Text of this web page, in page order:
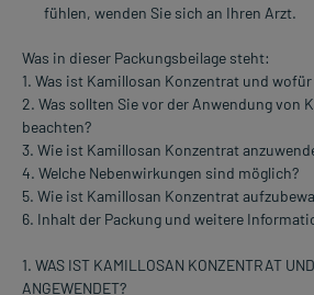
fühlen, wenden Sie sich an Ihren Arzt.
Was in dieser Packungsbeilage steht:
1. Was ist Kamillosan Konzentrat und
2. Was sollten Sie vor der Anwendung von
beachten?
3. Wie ist Kamillosan Konzentrat
4. Welche Nebenwirkungen sind möglich?
5. Wie ist Kamillosan Konzentrat
6. Inhalt der Packung und weitere
1. WAS IST KAMILLOSAN KONZENTRAT
ANGEWENDET?